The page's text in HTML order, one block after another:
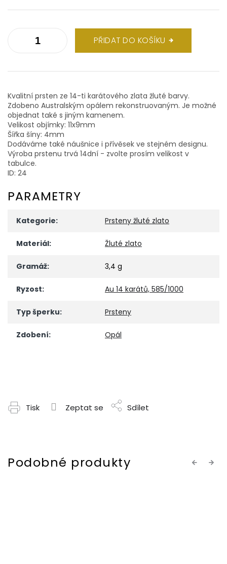
PŘIDAT DO KOŠÍKU
Kvalitní prsten ze 14-ti karátového zlata žluté barvy.
Zdobeno Australským opálem rekonstruovaným. Je možné
objednat také s jiným kamenem.
Velikost objímky: 11x9mm
Šířka šíny: 4mm
Dodáváme také náušnice i přívěsek ve stejném designu.
Výroba prstenu trvá 14dní - zvolte prosím velikost v
tabulce.
ID: 24
PARAMETRY
Kategorie: Prsteny žluté zlato
Materiál: Žluté zlato
Gramáž: 3,4 g
Ryzost: Au 14 karátů, 585/1000
Typ šperku: Prsteny
Zdobení: Opál
Tisk Zeptat se Sdílet
Previous
Next